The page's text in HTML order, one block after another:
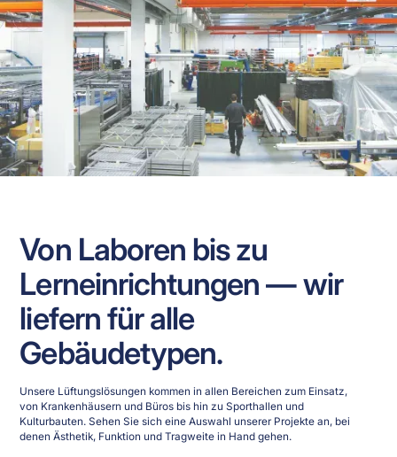
Von Laboren bis zu
Lerneinrichtungen — wir
liefern für alle
Gebäudetypen.
Unsere Lüftungslösungen kommen in allen Bereichen zum Einsatz,
von Krankenhäusern und Büros bis hin zu Sporthallen und
Kulturbauten. Sehen Sie sich eine Auswahl unserer Projekte an, bei
denen Ästhetik, Funktion und Tragweite in Hand gehen.